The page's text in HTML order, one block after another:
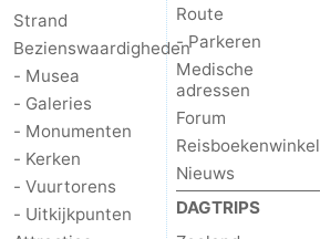
Strand
Bezienswaardigheden
- Musea
- Galeries
- Monumenten
- Kerken
- Vuurtorens
- Uitkijkpunten
Route
- Parkeren
Medische
adressen
Forum
Reisboekenwinkel
Nieuws
DAGTRIPS